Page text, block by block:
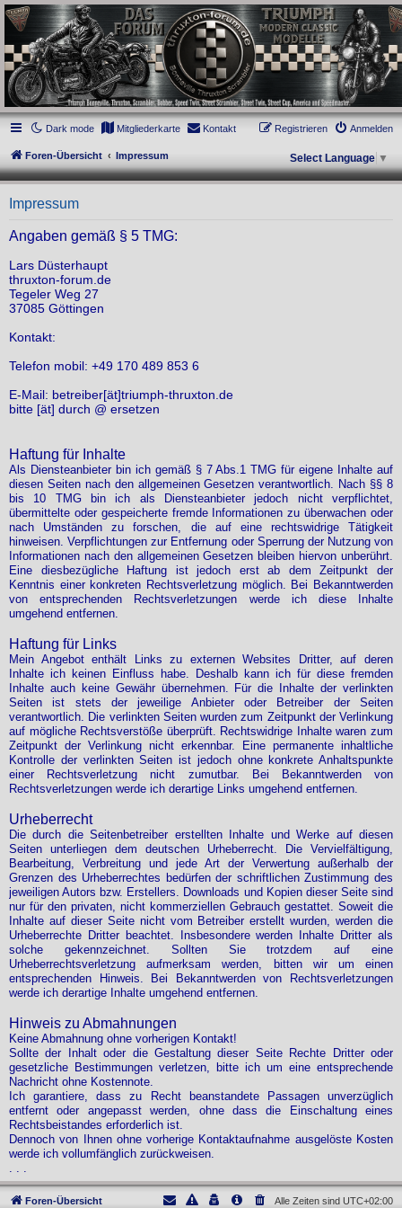
thruxton-forum.de
DAS FORUM! Alles rund um die Triumph Modern Classic Modelle. Das Forum für
die New Bonneville Baureihen ab BJ 2001. Triumph Bonneville, Thruxton,
Scrambler, Bobber, Speed Twin, Street Scrambler, Street Twin, Street Cup, America
und Speedmaster.
Dark mode
Mitgliederkarte Kontakt Anmelden
Registrieren
Foren-Übersicht Impressum Select Language ▼
Impressum
Angaben gemäß § 5 TMG:
Lars Düsterhaupt
thruxton-forum.de
Tegeler Weg 27
37085 Göttingen
Kontakt:
Telefon mobil: +49 170 489 853 6
E-Mail: betreiber[ät]triumph-thruxton.de
bitte [ät] durch @ ersetzen
Haftung für Inhalte
Als Diensteanbieter bin ich gemäß § 7 Abs.1 TMG für eigene Inhalte auf
diesen Seiten nach den allgemeinen Gesetzen verantwortlich. Nach §§ 8
bis 10 TMG bin ich als Diensteanbieter jedoch nicht verpflichtet,
übermittelte oder gespeicherte fremde Informationen zu überwachen oder
nach Umständen zu forschen, die auf eine rechtswidrige Tätigkeit
hinweisen. Verpflichtungen zur Entfernung oder Sperrung der Nutzung von
Informationen nach den allgemeinen Gesetzen bleiben hiervon unberührt.
Eine diesbezügliche Haftung ist jedoch erst ab dem Zeitpunkt der
Kenntnis einer konkreten Rechtsverletzung möglich. Bei Bekanntwerden
von entsprechenden Rechtsverletzungen werde ich diese Inhalte
umgehend entfernen.
Haftung für Links
Mein Angebot enthält Links zu externen Websites Dritter, auf deren
Inhalte ich keinen Einfluss habe. Deshalb kann ich für diese fremden
Inhalte auch keine Gewähr übernehmen. Für die Inhalte der verlinkten
Seiten ist stets der jeweilige Anbieter oder Betreiber der Seiten
verantwortlich. Die verlinkten Seiten wurden zum Zeitpunkt der Verlinkung
auf mögliche Rechtsverstöße überprüft. Rechtswidrige Inhalte waren zum
Zeitpunkt der Verlinkung nicht erkennbar. Eine permanente inhaltliche
Kontrolle der verlinkten Seiten ist jedoch ohne konkrete Anhaltspunkte
einer Rechtsverletzung nicht zumutbar. Bei Bekanntwerden von
Rechtsverletzungen werde ich derartige Links umgehend entfernen.
Urheberrecht
Die durch die Seitenbetreiber erstellten Inhalte und Werke auf diesen
Seiten unterliegen dem deutschen Urheberrecht. Die Vervielfältigung,
Bearbeitung, Verbreitung und jede Art der Verwertung außerhalb der
Grenzen des Urheberrechtes bedürfen der schriftlichen Zustimmung des
jeweiligen Autors bzw. Erstellers. Downloads und Kopien dieser Seite sind
nur für den privaten, nicht kommerziellen Gebrauch gestattet. Soweit die
Inhalte auf dieser Seite nicht vom Betreiber erstellt wurden, werden die
Urheberrechte Dritter beachtet. Insbesondere werden Inhalte Dritter als
solche gekennzeichnet. Sollten Sie trotzdem auf eine
Urheberrechtsverletzung aufmerksam werden, bitten wir um einen
entsprechenden Hinweis. Bei Bekanntwerden von Rechtsverletzungen
werde ich derartige Inhalte umgehend entfernen.
Hinweis zu Abmahnungen
Keine Abmahnung ohne vorherigen Kontakt!
Sollte der Inhalt oder die Gestaltung dieser Seite Rechte Dritter oder
gesetzliche Bestimmungen verletzen, bitte ich um eine entsprechende
Nachricht ohne Kostennote.
Ich garantiere, dass zu Recht beanstandete Passagen unverzüglich
entfernt oder angepasst werden, ohne dass die Einschaltung eines
Rechtsbeistandes erforderlich ist.
Dennoch von Ihnen ohne vorherige Kontaktaufnahme ausgelöste Kosten
werde ich vollumfänglich zurückweisen.
. . .
Foren-Übersicht Alle Zeiten sind UTC+02:00